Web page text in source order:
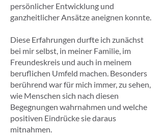
persönlicher Entwicklung und
ganzheitlicher Ansätze aneignen konnte.
Diese Erfahrungen durfte ich zunächst
bei mir selbst, in meiner Familie, im
Freundeskreis und auch in meinem
beruflichen Umfeld machen. Besonders
berührend war für mich immer, zu sehen,
wie Menschen sich nach diesen
Begegnungen wahrnahmen und welche
positiven Eindrücke sie daraus
mitnahmen.